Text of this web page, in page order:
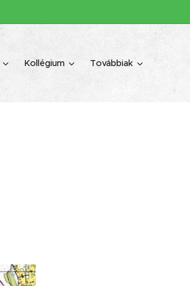
Kollégium Továbbiak